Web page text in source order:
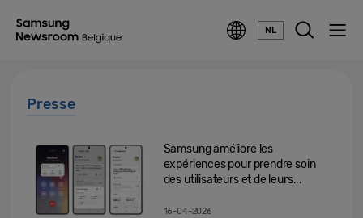
NL
Presse
Samsung améliore les
expériences pour prendre soin
des utilisateurs et de leurs...
16-04-2026